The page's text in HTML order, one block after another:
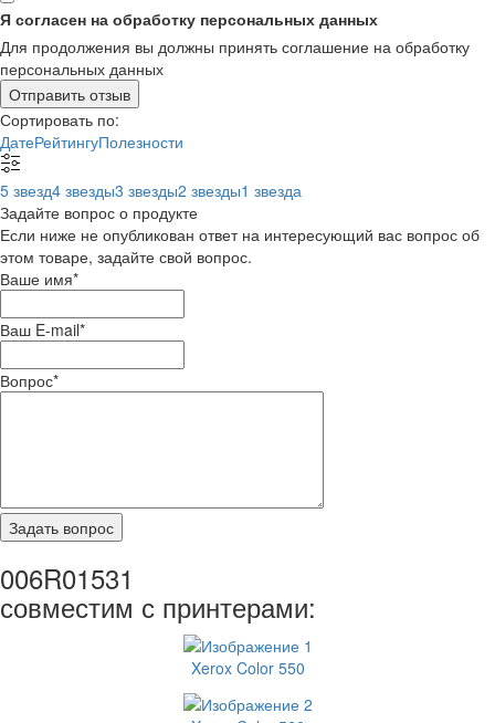
Я согласен на обработку персональных данных
Для продолжения вы должны принять соглашение на обработку
персональных данных
Отправить отзыв
Сортировать по:
ДатеРейтингуПолезности
5 звезд4 звезды3 звезды2 звезды1 звезда
Задайте вопрос о продукте
Если ниже не опубликован ответ на интересующий вас вопрос об
этом товаре, задайте свой вопрос.
Ваше имя*
Ваш E-mail*
Вопрос*
006R01531
совместим с принтерами:
Xerox Color 550